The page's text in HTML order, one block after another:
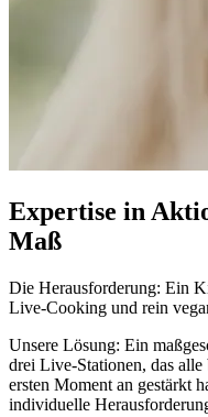
Expertise in
Maß
Die Herausforderung: Ein
Live-Cooking und rein
Unsere Lösung: Ein
drei Live-Stationen, das alle
ersten Moment an gestärkt
individuelle